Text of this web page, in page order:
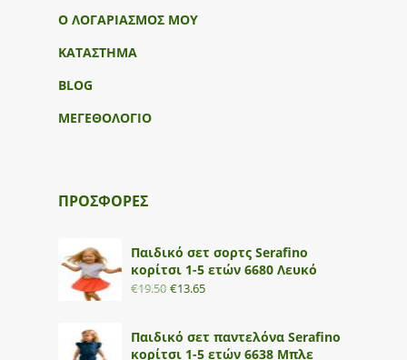
Ο ΛΟΓΑΡΙΑΣΜΟΣ ΜΟΥ
ΚΑΤΑΣΤΗΜΑ
BLOG
ΜΕΓΕΘΟΛΟΓΙΟ
ΠΡΟΣΦΟΡΕΣ
Παιδικό σετ σορτς Serafino
κορίτσι 1-5 ετών 6680 Λευκό
€19.50 €13.65
Παιδικό σετ παντελόνα Serafino
κορίτσι 1-5 ετών 6638 Μπλε